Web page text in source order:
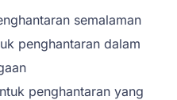
semalaman
penghantaran dalam
penghantaran yang